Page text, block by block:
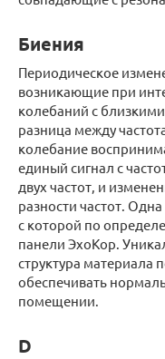
Биения
Периодическое
возникающие при
колебаний с
разница между
колебание
единый сигнал с
двух частот, и
разности частот.
с которой по
панели ЭхоКор.
структура материала
обеспечивать
помещении.
D